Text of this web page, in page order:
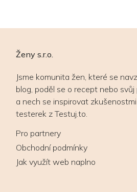
Ženy s.r.o.
Jsme komunita žen, které se
blog, poděl se o recept nebo svůj
a nech se inspirovat
testerek z Testuj.to.
Pro partnery
Obchodní podmínky
Jak využít web naplno